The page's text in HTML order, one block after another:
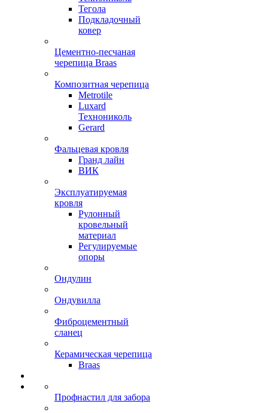
Тегола
Подкладочный
ковер
Цементно-песчаная
черепица Braas
Композитная черепица
Metrotile
Luxard
Технониколь
Gerard
Фальцевая кровля
Гранд лайн
ВИК
Эксплуатируемая
кровля
Рулонный
кровельный
материал
Регулируемые
опоры
Ондулин
Ондувилла
Фиброцементный
сланец
Керамическая черепица
Braas
Профнастил для забора